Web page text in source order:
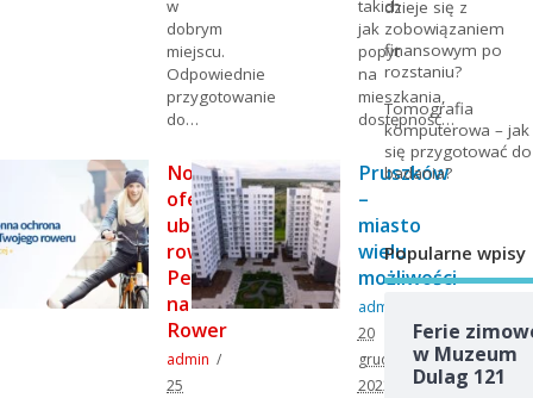
w
dobrym
miejscu.
Odpowiednie
przygotowanie
do…
Nowa
oferta
ubezpieczenia
rowerzystów:
Pewnie
na
Rower
admin
25
takich
jak
popyt
na
mieszkania,
dostępność…
Pruszków
–
miasto
wielu
możliwości
admin
20
grudnia,
2022
dzieje się z
zobowiązaniem
finansowym po
rozstaniu?
Tomografia
komputerowa – jak
się przygotować do
badania?
Popularne wpisy
Ferie
w Muzeum
Dulag 121